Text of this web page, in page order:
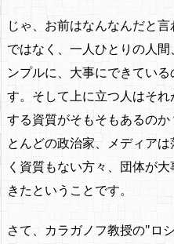
じゃ、お前はなんなんだと
ではなく、一人ひとりの人
ンプルに、大事にできてい
す。そして上に立つ人はそ
する資質がそもそもあるの
とんどの政治家、メディア
く資質もない方々、団体が
きたということです。
さて、カラガノフ教授の"ロ